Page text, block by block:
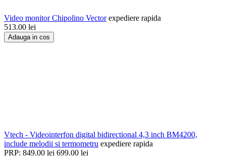
Video monitor Chipolino Vector expediere rapida
513.00 lei
Adauga in cos
Vtech - Videointerfon digital bidirectional 4,3 inch BM4200,
include melodii si termometru expediere rapida
PRP: 849.00 lei 699.00 lei